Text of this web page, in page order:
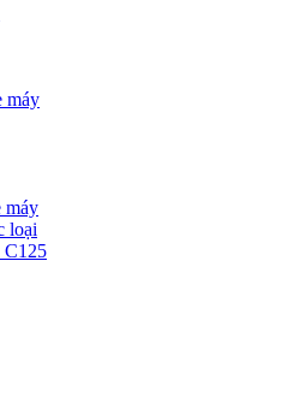
máy
máy
loại
C125